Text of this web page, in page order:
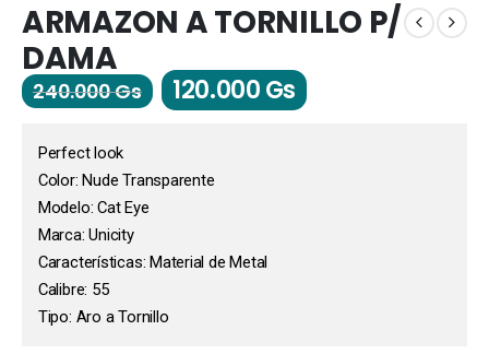
ARMAZON A TORNILLO P/
DAMA
240.000Gs 120.000Gs
Perfect look
Color: Nude Transparente
Modelo: Cat Eye
Marca: Unicity
Características: Material de Metal
Calibre: 55
Tipo: Aro a Tornillo